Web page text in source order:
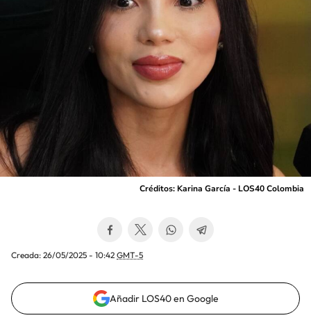
Créditos: Karina García - LOS40 Colombia
Creada: 26/05/2025 - 10:42 GMT-5
Añadir LOS40 en Google